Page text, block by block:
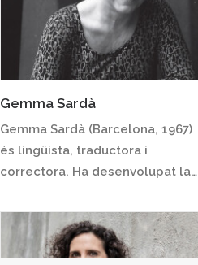
Gemma Sardà
Gemma Sardà (Barcelona, 1967)
és lingüista, traductora i
correctora. Ha desenvolupat la…